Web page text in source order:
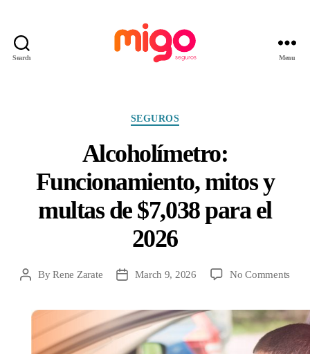
Search Menu
Categories
SEGUROS
Alcoholímetro:
Funcionamiento, mitos y
multas de $7,038 para el
2026
PostByRene Zarate
PostMarch 9, 2026 No Commentson